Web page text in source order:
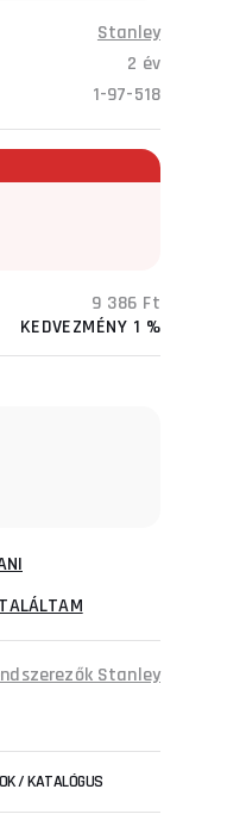
Stanley
2 év
1-97-518
9 386 Ft
KEDVEZMÉNY 1 %
Stanley
/ KATALÓGUS